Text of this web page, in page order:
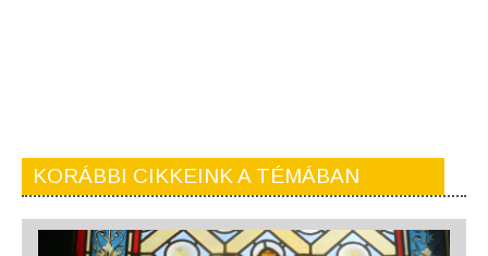
KORÁBBI CIKKEINK A TÉMÁBAN